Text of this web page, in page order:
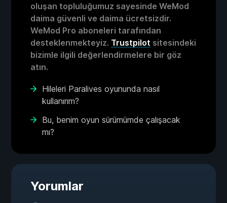
oluşan topluluğumuz sayesinde WeMod
daima güvenli ve daima ücretsizdir.
WeMod Pro aboneleri tarafından
desteklenmekteyiz. Trustpilot sitesindeki
bizimle ilgili değerlendirmelere bir göz
atın.
Hileleri Paralives oyununda nasıl
kullanırım?
Bu, benim oyun sürümümde çalışacak
mı?
Yorumlar